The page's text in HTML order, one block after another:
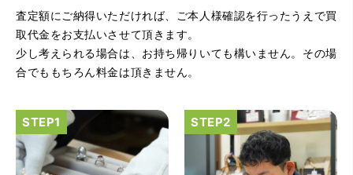
なって頂いてありがとうございます! お店の雰囲気もやらし
さがなく、とても入ってゆっくりできる落ちついた敷居の
高いお店です。また鑑定士さんに会いたいです。
査定額にご納得いただければ、ご本人様確認を行ったうえで買
取代金をお支払いさせて頂きます。
少し考えられる場合は、お持ち帰りいても構いません。その場
合でももちろん料金は頂きません。